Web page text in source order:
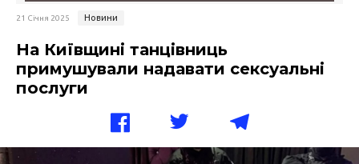
21 Січня 2025 Новини
На Київщині танцівниць
примушували надавати сексуальні
послуги